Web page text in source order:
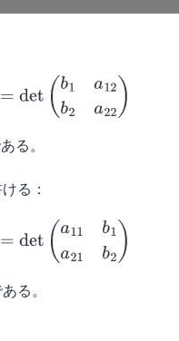
det (b a 12b a22
る。
る：
det (a11b1a21 2)
る。